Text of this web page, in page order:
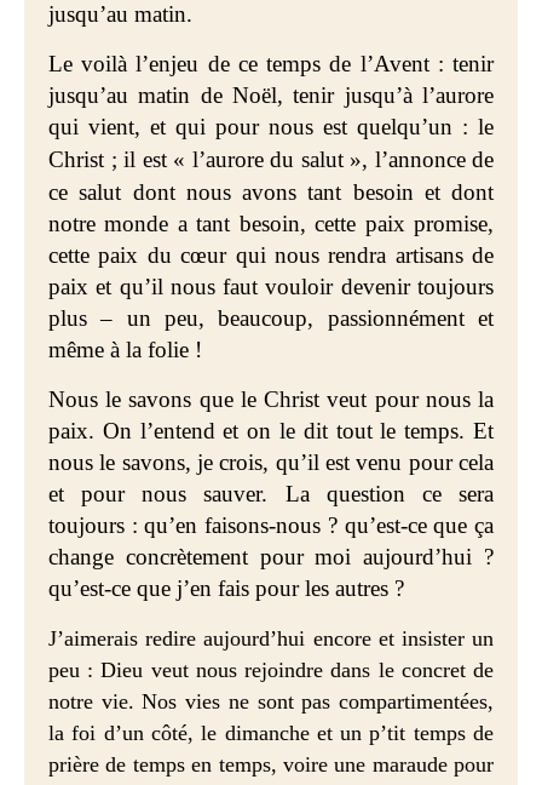
jusqu’au matin.
Le voilà l’enjeu de ce temps de l’Avent : tenir
jusqu’au matin de Noël, tenir jusqu’à l’aurore
qui vient, et qui pour nous est quelqu’un : le
Christ ; il est « l’aurore du salut », l’annonce de
ce salut dont nous avons tant besoin et dont
notre monde a tant besoin, cette paix promise,
cette paix du cœur qui nous rendra artisans de
paix et qu’il nous faut vouloir devenir toujours
plus – un peu, beaucoup, passionnément et
même à la folie !
Nous le savons que le Christ veut pour nous la
paix. On l’entend et on le dit tout le temps. Et
nous le savons, je crois, qu’il est venu pour cela
et pour nous sauver. La question ce sera
toujours : qu’en faisons-nous ? qu’est-ce que ça
change concrètement pour moi aujourd’hui ?
qu’est-ce que j’en fais pour les autres ?
J’aimerais redire aujourd’hui encore et insister un
peu : Dieu veut nous rejoindre dans le concret de
notre vie. Nos vies ne sont pas compartimentées,
la foi d’un côté, le dimanche et un p’tit temps de
prière de temps en temps, voire une maraude pour